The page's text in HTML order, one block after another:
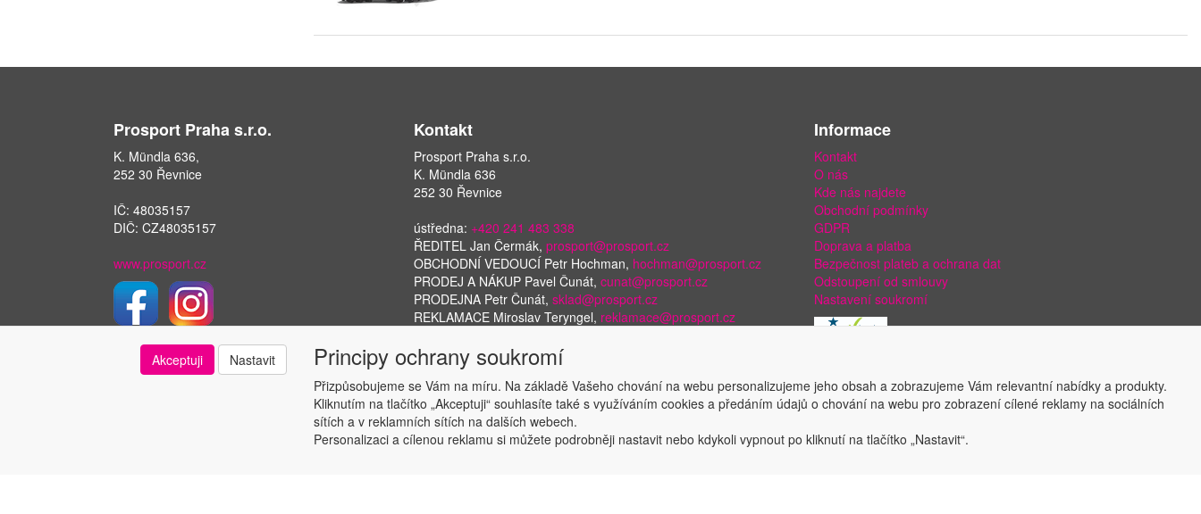
Prosport Praha s.r.o.
K. Mündla 636,
252 30 Řevnice
IČ: 48035157
DIČ: CZ48035157
www.prosport.cz
Kontakt
Prosport Praha s.r.o.
K. Mündla 636
252 30 Řevnice
ústředna: +420 241 483 338
ŘEDITEL Jan Čermák, prosport@prosport.cz
OBCHODNÍ VEDOUCÍ Petr Hochman, hochman@prosport.cz
PRODEJ A NÁKUP Pavel Čunát, cunat@prosport.cz
PRODEJNA Petr Čunát, sklad@prosport.cz
REKLAMACE Miroslav Teryngel, reklamace@prosport.cz
Informace
Kontakt
O nás
Kde nás najdete
Obchodní podmínky
GDPR
Doprava a platba
Bezpečnost plateb a ochrana dat
Odstoupení od smlouvy
Nastavení soukromí
Copyright © ABRA Software a.s. 2018
Akceptuji Nastavit Principy ochrany soukromí
Přizpůsobujeme se Vám na míru. Na základě Vašeho chování na webu personalizujeme jeho obsah a zobrazujeme Vám relevantní nabídky a produkty.
Kliknutím na tlačítko „Akceptuji“ souhlasíte také s využíváním cookies a předáním údajů o chování na webu pro zobrazení cílené reklamy na sociálních
sítích a v reklamních sítích na dalších webech.
Personalizaci a cílenou reklamu si můžete podrobněji nastavit nebo kdykoli vypnout po kliknutí na tlačítko „Nastavit“.